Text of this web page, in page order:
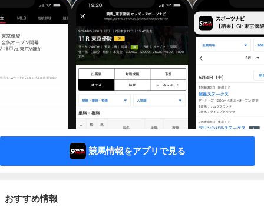
競馬情報をアプリで見る
おすすめ情報